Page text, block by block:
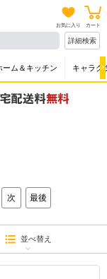
お気に入り カート
詳細検索
ーム＆キッチン キャラク
次 最後
並べ替え